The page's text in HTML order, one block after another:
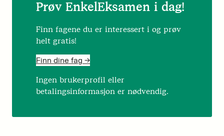
Prøv EnkelEksamen i dag!
Finn fagene du er interessert i og prøv
helt gratis!
Finn dine fag ->
Ingen brukerprofil eller
betalingsinformasjon er nødvendig.